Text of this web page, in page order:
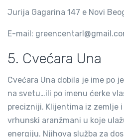
Jurija Gagarina 147 e Novi
E-mail:
5. Cvećara Una
Cvećara Una dobila je ime po
na svetu…ili po imenu ćerke
precizniji. Klijentima iz zemlje
vrhunski aranžmani u koje
energiju. Njihova služba za